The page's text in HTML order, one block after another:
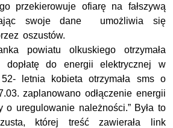
przekierowuje ofiarę na fałszywą
swoje dane umożliwia się
oszustów.
powiatu olkuskiego otrzymała
do energii elektrycznej w
letnia kobieta otrzymała sms o
zaplanowano odłączenie energii
o uregulowanie należności.” Była to
której treść zawierała link